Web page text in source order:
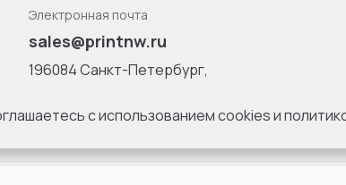
Электронная почта
sales@printnw.ru
196084 Санкт-Петербург,
литерa Б, офис 8 с 10:00 до
с использованием cookies и